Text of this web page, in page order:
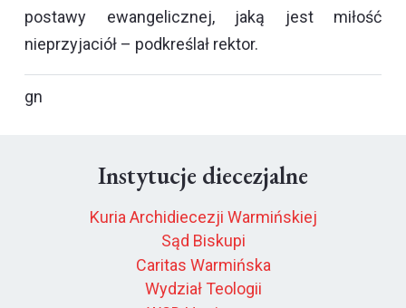
postawy ewangelicznej, jaką jest miłość
nieprzyjaciół – podkreślał rektor.
gn
Instytucje diecezjalne
Kuria Archidiecezji Warmińskiej
Sąd Biskupi
Caritas Warmińska
Wydział Teologii